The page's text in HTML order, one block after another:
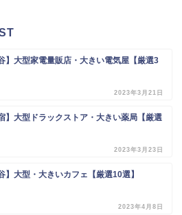
】大型家電量販店・大きい電気屋【厳選3
2023年3月21日
】大型ドラックストア・大きい薬局【厳選
2023年3月23日
】大型・大きいカフェ【厳選10選】
2023年4月8日